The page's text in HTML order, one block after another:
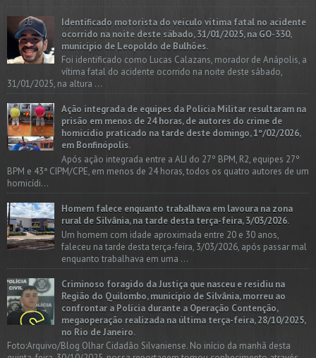
Identificado motorista do veículo vítima fatal no acidente
ocorrido na noite deste sábado, 31/01/2025, na GO-330,
município de Leopoldo de Bulhões.
Foi identificado como Lucas Calazans, morador de Anápolis, a
vítima fatal do acidente ocorrido na noite deste sábado,
31/01/2025, na altura ...
Ação integrada de equipes da Policia Militar resultaram na
prisão em menos de 24 horas, de autores do crime de
homicídio praticado na tarde deste domingo, 1º/02/2026,
em Bonfinópolis.
Após ação integrada entre a ALI do 27º BPM, R2, equipes 27º
BPM e 43ª CIPM/CPE, em menos de 24 horas, todos os quatro autores de um
homicídi...
Homem falece enquanto trabalhava em lavoura na zona
rural de Silvânia, na tarde desta terça-feira, 3/03/2026.
Um homem com idade aproximada entre 20 e 30 anos,
faleceu na tarde desta terça-feira, 3/03/2026, após passar mal
enquanto trabalhava em uma ...
Criminoso foragido da Justiça que nasceu e residiu na
Região do Quilombo, município de Silvânia, morreu ao
confrontar a Polícia durante a Operação Contenção,
megaoperação realizada na última terça-feira, 28/10/2025,
no Rio de Janeiro.
Foto:Arquivo/Blog Olhar Cidadão Silvaniense. No início da manhã desta